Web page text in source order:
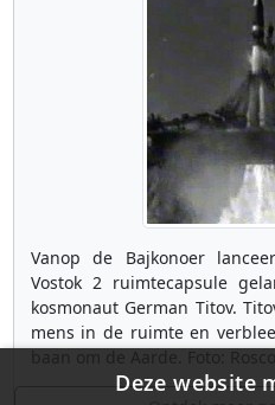
Vanop de Bajkonoer
Vostok 2 ruimtecapsule
kosmonaut German Titov.
mens in de ruimte en
Deze website